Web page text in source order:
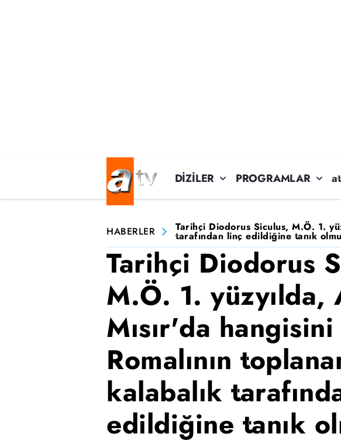
DİZİLER PROGRAMLAR
HABERLER Tarihçi Diodorus Siculus, M.Ö. 1.
tarafından linç edildiğine tanık
Tarihçi Diodorus
M.Ö. 1. yüzyılda,
Mısır'da
Romalının
kalabalık
edildiğine tanık